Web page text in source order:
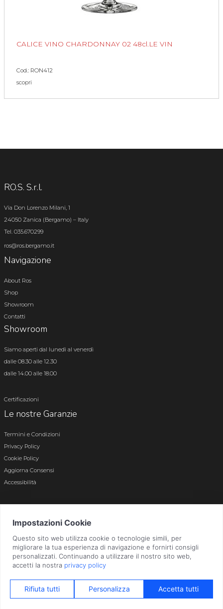
CALICE VINO CHARDONNAY 02 48cl.LE VIN
Cod.: RON412
scopri
RO.S. S.r.l.
Via Don Lorenzo Milani, 1
24050 Zanica (Bergamo) – Italy
Tel. 035.670299
ros@ros.bergamo.it
Navigazione
About Ros
Shop
Showroom
Contatti
Showroom
Siamo aperti dal lunedì al venerdì
dalle 08.30 alle 12.30
dalle 14.00 alle 18.00
Certificazioni
Le nostre Garanzie
Termini e Condizioni
Privacy Policy
Cookie Policy
Aggiorna Consensi
Accessibilità
Bergamo n. 01496180165 · Capitale Sociale i.v. € 800.000,00